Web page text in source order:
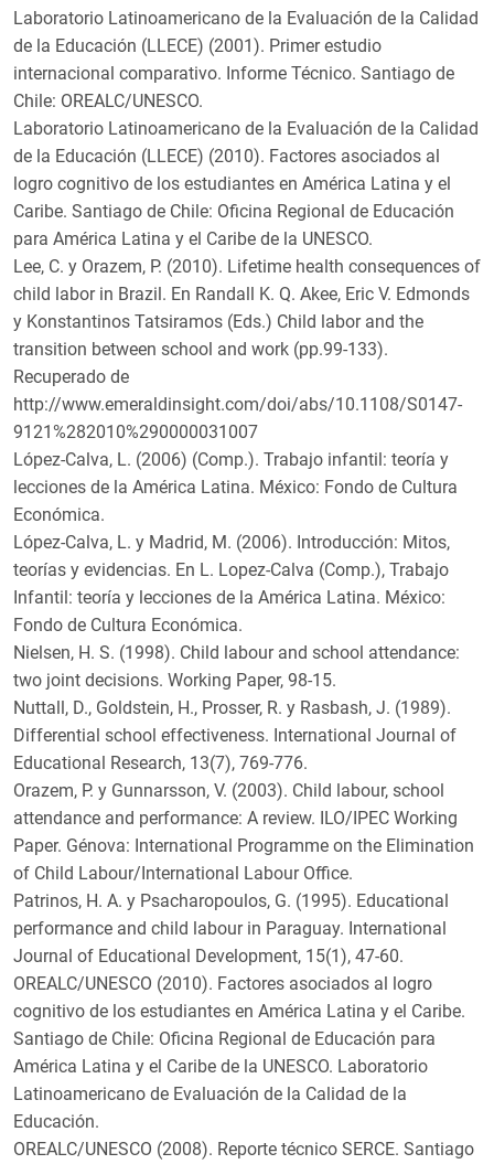
Laboratorio Latinoamericano de la Evaluación de la Calidad
de la Educación (LLECE) (2001). Primer estudio
internacional comparativo. Informe Técnico. Santiago de
Chile: OREALC/UNESCO.
Laboratorio Latinoamericano de la Evaluación de la Calidad
de la Educación (LLECE) (2010). Factores asociados al
logro cognitivo de los estudiantes en América Latina y el
Caribe. Santiago de Chile: Oficina Regional de Educación
para América Latina y el Caribe de la UNESCO.
Lee, C. y Orazem, P. (2010). Lifetime health consequences of
child labor in Brazil. En Randall K. Q. Akee, Eric V. Edmonds
y Konstantinos Tatsiramos (Eds.) Child labor and the
transition between school and work (pp.99-133).
Recuperado de
http://www.emeraldinsight.com/doi/abs/10.1108/S0147-
9121%282010%290000031007
López-Calva, L. (2006) (Comp.). Trabajo infantil: teoría y
lecciones de la América Latina. México: Fondo de Cultura
Económica.
López-Calva, L. y Madrid, M. (2006). Introducción: Mitos,
teorías y evidencias. En L. Lopez-Calva (Comp.), Trabajo
Infantil: teoría y lecciones de la América Latina. México:
Fondo de Cultura Económica.
Nielsen, H. S. (1998). Child labour and school attendance:
two joint decisions. Working Paper, 98-15.
Nuttall, D., Goldstein, H., Prosser, R. y Rasbash, J. (1989).
Differential school effectiveness. International Journal of
Educational Research, 13(7), 769-776.
Orazem, P. y Gunnarsson, V. (2003). Child labour, school
attendance and performance: A review. ILO/IPEC Working
Paper. Génova: International Programme on the Elimination
of Child Labour/International Labour Office.
Patrinos, H. A. y Psacharopoulos, G. (1995). Educational
performance and child labour in Paraguay. International
Journal of Educational Development, 15(1), 47-60.
OREALC/UNESCO (2010). Factores asociados al logro
cognitivo de los estudiantes en América Latina y el Caribe.
Santiago de Chile: Oficina Regional de Educación para
América Latina y el Caribe de la UNESCO. Laboratorio
Latinoamericano de Evaluación de la Calidad de la
Educación.
OREALC/UNESCO (2008). Reporte técnico SERCE. Santiago